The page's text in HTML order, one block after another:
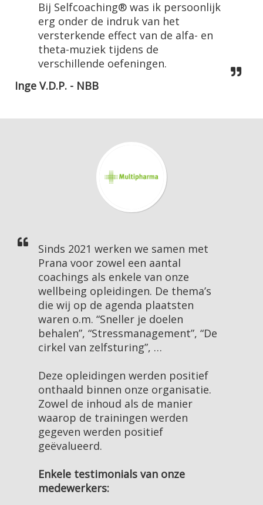
Bij Selfcoaching® was ik persoonlijk
erg onder de indruk van het
versterkende effect van de alfa- en
theta-muziek tijdens de
verschillende oefeningen.
Inge V.D.P. - NBB
Sinds 2021 werken we samen met
Prana voor zowel een aantal
coachings als enkele van onze
wellbeing opleidingen. De thema’s
die wij op de agenda plaatsten
waren o.m. “Sneller je doelen
behalen”, “Stressmanagement”, “De
cirkel van zelfsturing”, …
Deze opleidingen werden positief
onthaald binnen onze organisatie.
Zowel de inhoud als de manier
waarop de trainingen werden
gegeven werden positief
geëvalueerd.
Enkele testimonials van onze
medewerkers: